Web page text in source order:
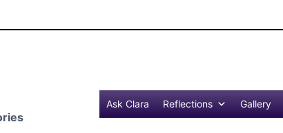
Ask Clara Reflections Gallery